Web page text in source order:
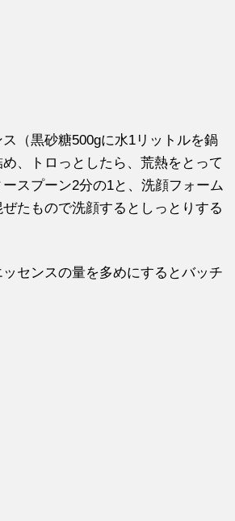
（黒砂糖500gに水1リットルを鍋
、トロっとしたら、荒熱をとって
スプーン2分の1と、洗顔フォーム
たもので洗顔するとしっとりする
センスの量を多めにするとバッチ